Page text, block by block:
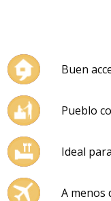
Buen
Pueblo
Ideal
A menos